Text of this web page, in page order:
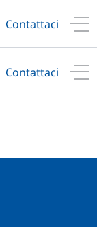
Contattaci
Contattaci